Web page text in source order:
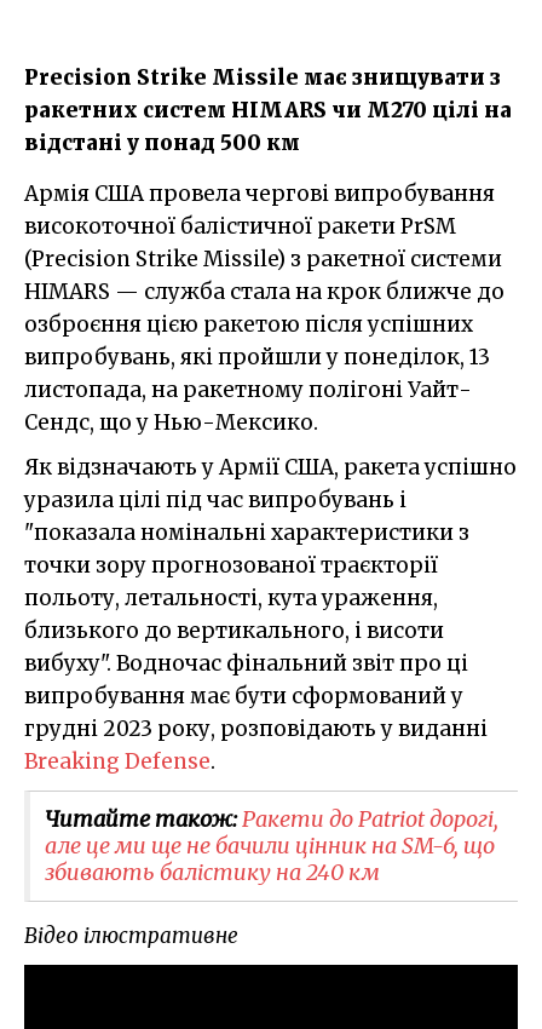
Precision Strike Missile має знищувати з
ракетних систем HIMARS чи M270 цілі на
відстані у понад 500 км
Армія США провела чергові випробування
високоточної балістичної ракети PrSM
(Precision Strike Missile) з ракетної системи
HIMARS — служба стала на крок ближче до
озброєння цією ракетою після успішних
випробувань, які пройшли у понеділок, 13
листопада, на ракетному полігоні Уайт-
Сендс, що у Нью-Мексико.
Як відзначають у Армії США, ракета успішно
уразила цілі під час випробувань і
"показала номінальні характеристики з
точки зору прогнозованої траєкторії
польоту, летальності, кута ураження,
близького до вертикального, і висоти
вибуху". Водночас фінальний звіт про ці
випробування має бути сформований у
грудні 2023 року, розповідають у виданні
Breaking Defense.
Читайте також:Ракети до Patriot дорогі,
але це ми ще не бачили цінник на SM-6, що
збивають балістику на 240 км
Відео ілюстративне